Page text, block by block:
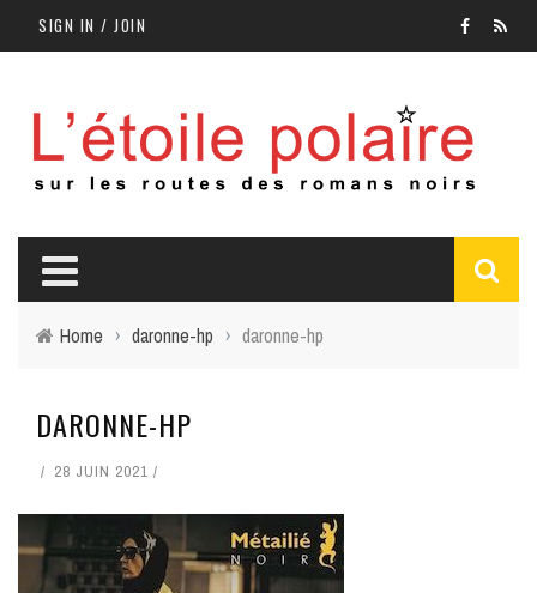
SIGN IN / JOIN
Home › daronne-hp › daronne-hp
DARONNE-HP
28 JUIN 2021